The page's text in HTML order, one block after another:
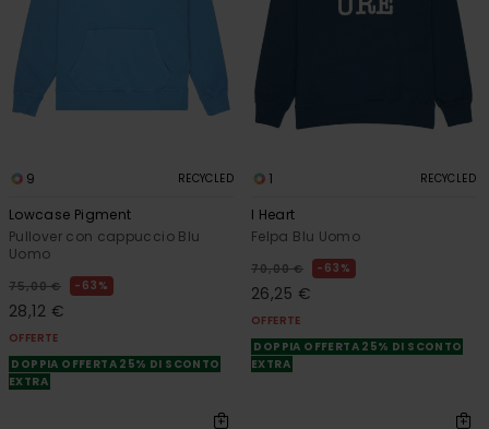
9 RECYCLED
Lowcase Pigment
Pullover con cappuccio Blu
Uomo
75,00 € 63%
28,12 €
OFFERTE
DOPPIA OFFERTA 25% DI SCONTO
EXTRA
1 RECYCLED
I Heart
Felpa Blu Uomo
70,00 € 63%
26,25 €
OFFERTE
DOPPIA OFFERTA 25% DI SCONTO
EXTRA